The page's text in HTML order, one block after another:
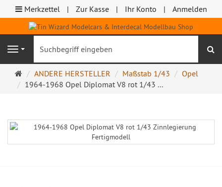
Merkzettel Zur Kasse Ihr Konto Anmelden
Navigation
Startseite
ANDERE HERSTELLER Maßstab 1/43
Opel
1964-1968 Opel Diplomat V8 rot 1/43 ...